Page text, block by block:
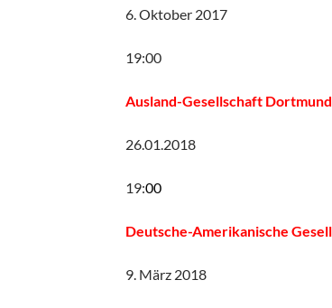
6. Oktober 2017
19:00
Ausland-Gesellschaft Dortmund
26.01.2018
19:00
Deutsche-Amerikanische
9. März 2018